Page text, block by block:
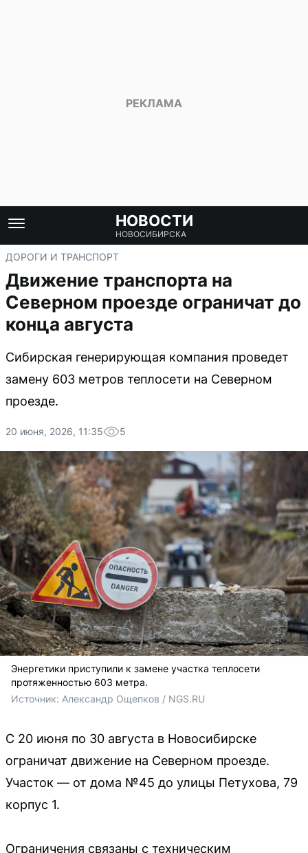
НОВОСТИ
НОВОСИБИРСКА
ДОРОГИ И ТРАНСПОРТ
Движение транспорта на
Северном проезде ограничат до
конца августа
Сибирская генерирующая компания проведет
замену 603 метров теплосети на Северном
проезде.
20 июня, 2026, 11:35 5
Энергетики приступили к замене участка теплосети
протяженностью 603 метра.
Источник: Александр Ощепков / NGS.RU
С 20 июня по 30 августа в Новосибирске
ограничат движение на Северном проезде.
Участок — от дома №45 до улицы Петухова, 79
корпус 1.
Ограничения связаны с техническим